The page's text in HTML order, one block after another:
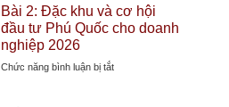
trường
bất
sản
bất
động
Phố
Nghỉ
1:Buôn
Ma
trỗi
Bài 2: Đặc khu và cơ hội
đầu tư Phú Quốc cho doanh
nghiệp 2026
Chức năng bình luận bị tắtở